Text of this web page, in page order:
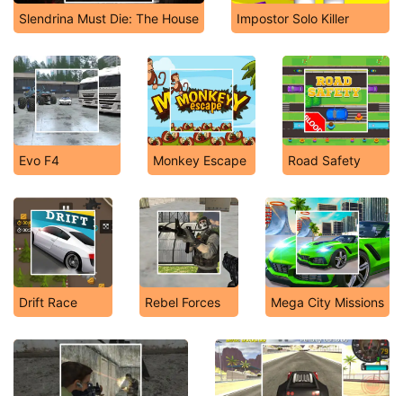
Slendrina Must Die: The House Impostor Solo Killer
Evo F4 Monkey Escape Road Safety
Drift Race Rebel Forces Mega City Missions